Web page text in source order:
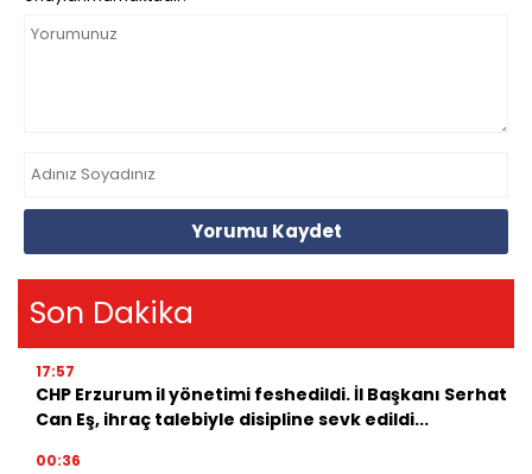
Yorumu Kaydet
Son Dakika
17:57
CHP Erzurum il yönetimi feshedildi. İl Başkanı Serhat
Can Eş, ihraç talebiyle disipline sevk edildi...
00:36